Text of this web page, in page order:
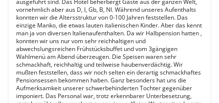
ausgeführt sind. Das Hotel beherbergt Gäste aus der ganzen Welt,
vornehmlich aber aus D, I, Gb, B, Nl. Während unseres Aufenthalts
konnten wir die Altersstruktur von 0-100 Jahren feststellen. Das
einzige Manko, die etwas lauten italienischen Kinder. Aber das kennt
man ja von diversen Italienaufenthalten. Da wir Halbpension hatten ,
konnten wir uns nur vom sehr reichhaltigen und
abwechslungsreichen Frühstücksbuffet und vom 3gängigen
Wahlmenü am Abend überzeugen. Die Speisen waren sehr
schmackhaft, reichhaltig und teilweise haubenverdächtig. Wir
mußten feststellen, dass wir noch selten ein derartig schmackhaftes
Pensionsessen bekommen haben. Ganz besonders hat uns die
Aufmerksamkeit unserer schwerbehinderten Tochter gegenüber
imponiert. Das Personal war, trotz erkennbarer Unterbesetzung,